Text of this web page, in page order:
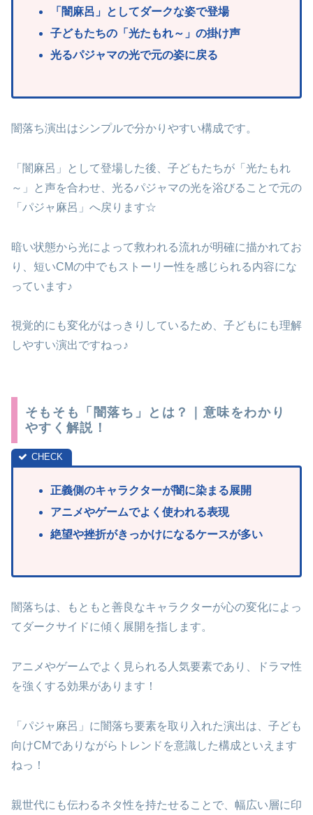
「闇麻呂」としてダークな姿で登場
子どもたちの「光たもれ～」の掛け声
光るパジャマの光で元の姿に戻る
闇落ち演出はシンプルで分かりやすい構成です。
「闇麻呂」として登場した後、子どもたちが「光たもれ
～」と声を合わせ、光るパジャマの光を浴びることで元の
「パジャ麻呂」へ戻ります☆
暗い状態から光によって救われる流れが明確に描かれてお
り、短いCMの中でもストーリー性を感じられる内容にな
っています♪
視覚的にも変化がはっきりしているため、子どもにも理解
しやすい演出ですねっ♪
そもそも「闇落ち」とは？｜意味をわかり
やすく解説！
正義側のキャラクターが闇に染まる展開
アニメやゲームでよく使われる表現
絶望や挫折がきっかけになるケースが多い
闇落ちは、もともと善良なキャラクターが心の変化によっ
てダークサイドに傾く展開を指します。
アニメやゲームでよく見られる人気要素であり、ドラマ性
を強くする効果があります！
「パジャ麻呂」に闇落ち要素を取り入れた演出は、子ども
向けCMでありながらトレンドを意識した構成といえます
ねっ！
親世代にも伝わるネタ性を持たせることで、幅広い層に印